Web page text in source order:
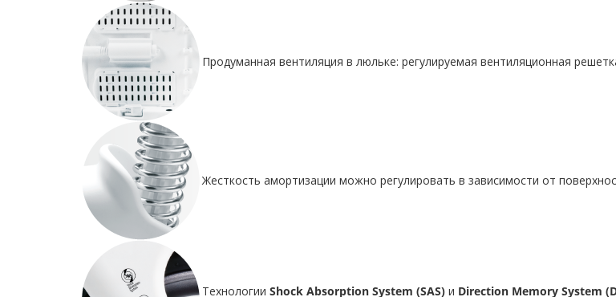
Продуманная вентиляция в люльке: регулируемая вентиляционная
Жесткость амортизации можно регулировать в зависимости от
Технологии Shock Absorption System (SAS) и Direction Memory System